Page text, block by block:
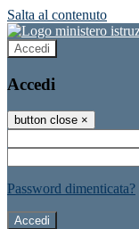
Salta al contenuto
Accedi
Accedi
button close ×
Password dimenticata?